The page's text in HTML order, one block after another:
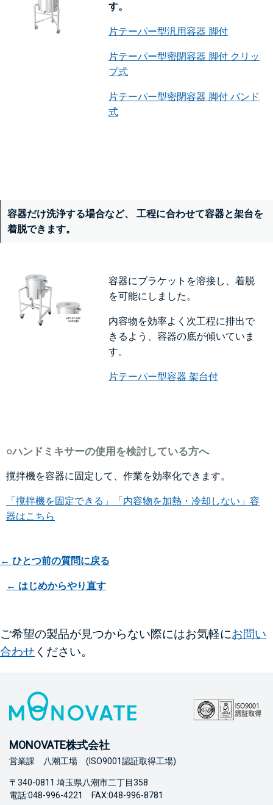
す。
片テーパー型汎用容器 脚付
片テーパー型密閉容器 脚付 クリッ
プ式
片テーパー型密閉容器 脚付 バンド
式
容器だけ洗浄する場合など、 工程に合わせて容器と架台を
着脱できます。
容器にブラケットを溶接し、着脱
を可能にしました。
内容物を効率よく次工程に排出で
きるよう、容器の底が傾いていま
す。
片テーパー型容器 架台付
○ハンドミキサーの使用を検討している方へ
撹拌機を容器に固定して、作業を効率化できます。
「撹拌機を固定できる」「内容物を加熱・冷却しない」容
器はこちら
← ひとつ前の質問に戻る
← はじめからやり直す
ご希望の製品が見つからない際にはお気軽にお問い
合わせ ください。
MONOVATE株式会社
営業課 八潮工場 (ISO9001認証取得工場)
〒340-0811 埼玉県八潮市二丁目358
電話:048-996-4221 FAX:048-996-8781